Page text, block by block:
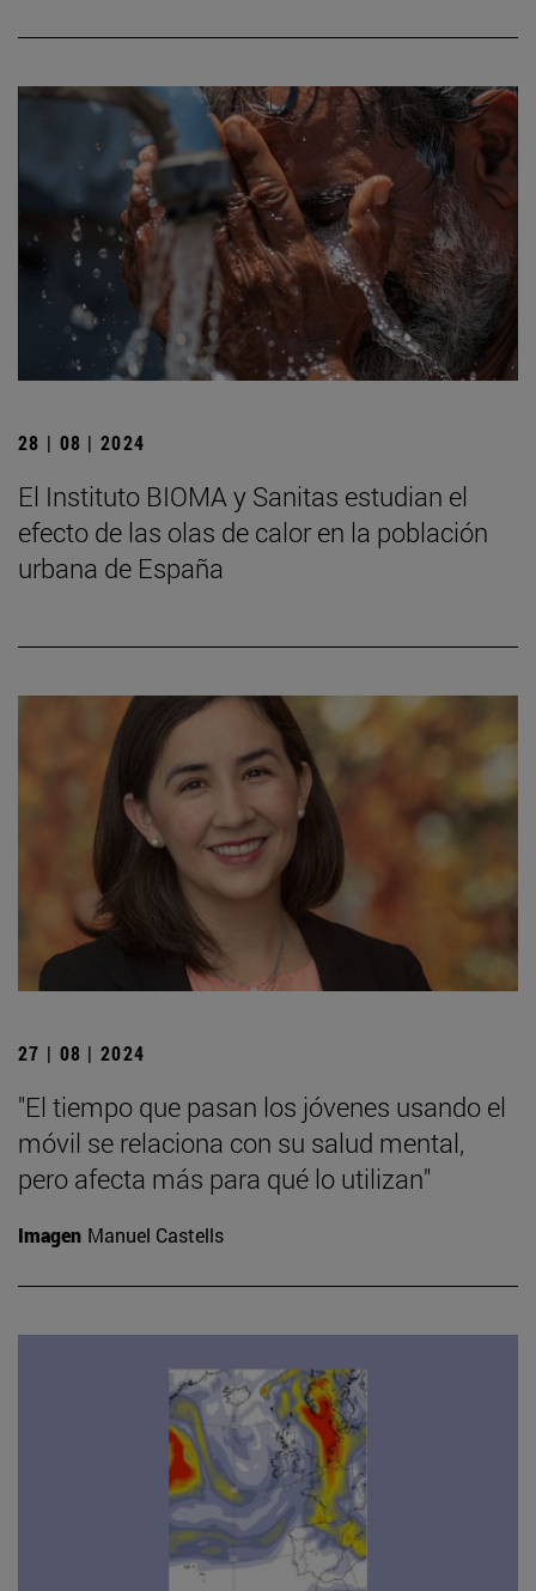
28 | 08 | 2024
El Instituto BIOMA y Sanitas estudian el
efecto de las olas de calor en la población
urbana de España
27 | 08 | 2024
"El tiempo que pasan los jóvenes usando el
móvil se relaciona con su salud mental,
pero afecta más para qué lo utilizan"
Imagen Manuel Castells